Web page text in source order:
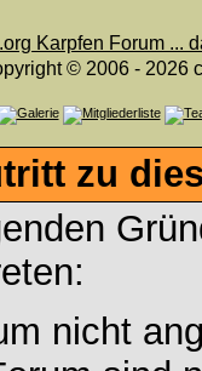
© 2006 - 2026
zu
nicht